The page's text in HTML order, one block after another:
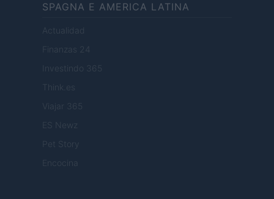
SPAGNA E AMERICA LATINA
Actualidad
Finanzas 24
Investindo 365
Think.es
Viajar 365
ES Newz
Pet Story
Encocina